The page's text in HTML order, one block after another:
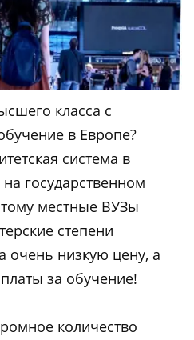
класса с
в Европе?
система в
государственном
местные ВУЗы
степени
очень низкую цену, а
за обучение!
количество